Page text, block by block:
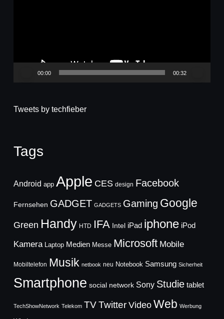
00:00 00:32
Tweets by techfieber
Tags
Android app Apple CES design Facebook
Fernsehen GADGET GADGETS Gaming Google
Green Handy HTD IFA Intel iPad iphone iPod
Kamera Laptop Medien Messe Microsoft Mobile
Mobiltelefon Musik netbook neu Notebook Samsung Sicherheit
Smartphone social network Sony Studie tablet
TechShowNetwork Telekom TVTwitter Video Web Werbung